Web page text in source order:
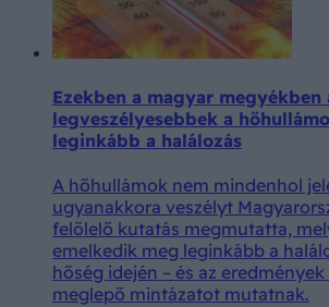
Ezekben a magyar megyékben
legveszélyesebbek a
leginkább a halálozás
A hőhullámok nem mindenhol
ugyanakkora veszélyt
felölelő kutatás megmutatta,
emelkedik meg leginkább a
hőség idején – és az
meglepő mintázatot mutatnak.